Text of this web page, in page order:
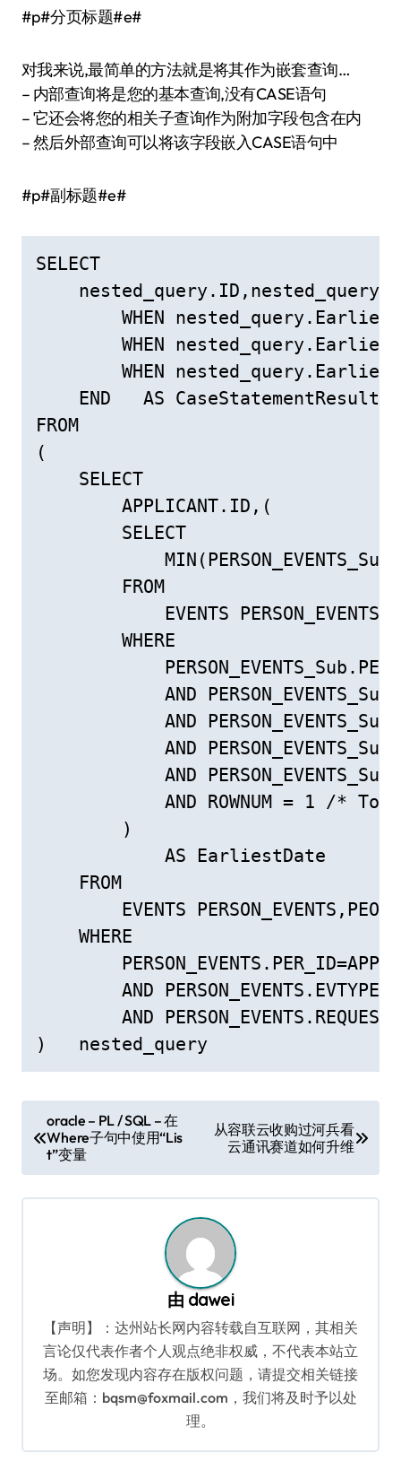
#p#分页标题#e#
对我来说,最简单的方法就是将其作为嵌套查询…
– 内部查询将是您的基本查询,没有CASE语句
– 它还会将您的相关子查询作为附加字段包含在内
– 然后外部查询可以将该字段嵌入CASE语句中
#p#副标题#e#
SELECT
WHEN
WHEN
WHEN
    END   AS CaseStatementResult
FROM
(
    SELECT
        APPLICANT.ID,(
        SELECT
        FROM
EVENTS
        WHERE
AND
AND
AND
AND
AND ROWNUM = 1 /* To
        )
            AS EarliestDate
    FROM
EVENTS
    WHERE
AND
AND
)   nested_query
章
导
航
oracle – PL / SQL – 在
Where子句中使用“Lis
t”变量
从容联云收购过河兵看
云通讯赛道如何升维
由 dawei
【声明】：达州站长网内容转载自互联网，其相关
言论仅代表作者个人观点绝非权威，不代表本站立
场。如您发现内容存在版权问题，请提交相关链接
至邮箱：bqsm@foxmail.com，我们将及时予以处
理。